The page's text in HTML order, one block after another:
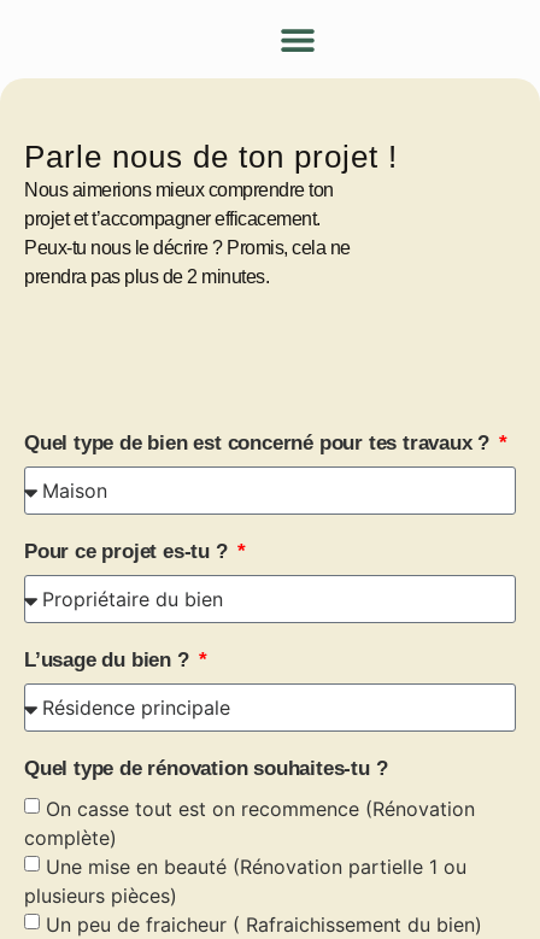
Parle nous de ton projet !
Nous aimerions mieux comprendre ton
projet et t’accompagner efficacement.
Peux-tu nous le décrire ? Promis, cela ne
prendra pas plus de 2 minutes.
Quel type de bien est concerné pour tes travaux ?
Pour ce projet es-tu ?
L’usage du bien ?
Quel type de rénovation souhaites-tu ?
On casse tout est on recommence (Rénovation
complète)
Une mise en beauté (Rénovation partielle 1 ou
plusieurs pièces)
Un peu de fraicheur ( Rafraichissement du bien)